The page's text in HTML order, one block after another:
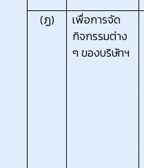
(ฏ)
เพื่อการจัด
กิจกรรมต่าง
ๆ ของบริษัทฯ